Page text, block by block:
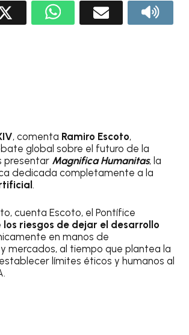
, comenta Ramiro Escoto,
global sobre el futuro de la
presentar Magnifica Humanitas, la
dedicada completamente a la
.
cuenta Escoto, el Pontífice
los riesgos de dejar el desarrollo
en manos de
mercados, al tiempo que plantea la
límites éticos y humanos al